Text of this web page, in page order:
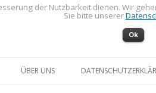
ÜBER UNS
der Nutzbarkeit dienen. Wir
Sie bitte unserer
Ok